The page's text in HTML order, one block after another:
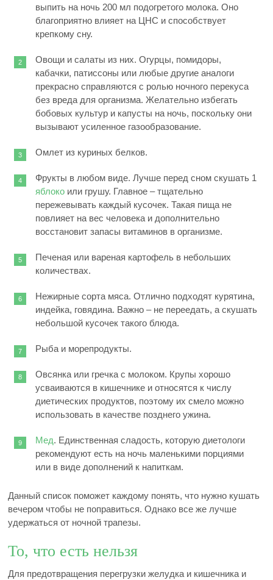
выпить на ночь 200 мл подогретого молока. Оно
благоприятно влияет на ЦНС и способствует
крепкому сну.
Овощи и салаты из них. Огурцы, помидоры,
кабачки, патиссоны или любые другие аналоги
прекрасно справляются с ролью ночного перекуса
без вреда для организма. Желательно избегать
бобовых культур и капусты на ночь, поскольку они
вызывают усиленное газообразование.
Омлет из куриных белков.
Фрукты в любом виде. Лучше перед сном скушать 1
яблоко или грушу. Главное – тщательно
пережевывать каждый кусочек. Такая пища не
повлияет на вес человека и дополнительно
восстановит запасы витаминов в организме.
Печеная или вареная картофель в небольших
количествах.
Нежирные сорта мяса. Отлично подходят курятина,
индейка, говядина. Важно – не переедать, а скушать
небольшой кусочек такого блюда.
Рыба и морепродукты.
Овсянка или гречка с молоком. Крупы хорошо
усваиваются в кишечнике и относятся к числу
диетических продуктов, поэтому их смело можно
использовать в качестве позднего ужина.
Мед. Единственная сладость, которую диетологи
рекомендуют есть на ночь маленькими порциями
или в виде дополнений к напиткам.
Данный список поможет каждому понять, что нужно кушать
вечером чтобы не поправиться. Однако все же лучше
удержаться от ночной трапезы.
То, что есть нельзя
Для предотвращения перегрузки желудка и кишечника и